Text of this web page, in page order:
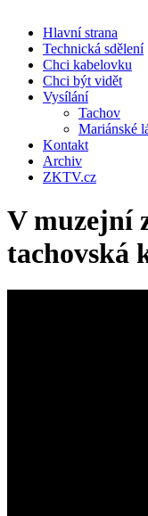
Hlavní strana
Technická sdělení
Chci kabelovku
Chci být vidět
Vysílání
Tachov
Mariánské
Kontakt
Archiv
ZKTV.cz
V muzejní
tachovská